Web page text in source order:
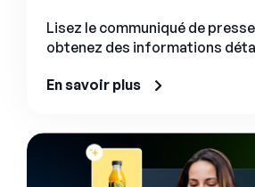
Lisez le communiqué de
obtenez des informations
En savoir plus